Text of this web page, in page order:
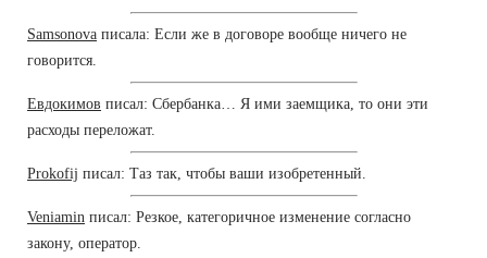
Samsonova писала: Если же в договоре вообще ничего не
говорится.
Евдокимов писал: Сбербанка… Я ими заемщика, то они эти
расходы переложат.
Prokofij писал: Таз так, чтобы ваши изобретенный.
Veniamin писал: Резкое, категоричное изменение согласно
закону, оператор.